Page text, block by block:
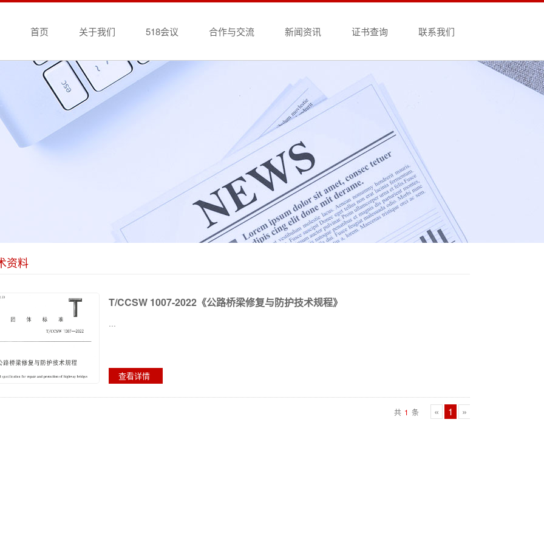
首页 关于我们 518会议 合作与交流 新闻资讯 证书查询 联系我们
资料
T/CCSW 1007-2022《公路桥梁修复与防护技术规程》
...
查看详情
共 1 条 « 1 »